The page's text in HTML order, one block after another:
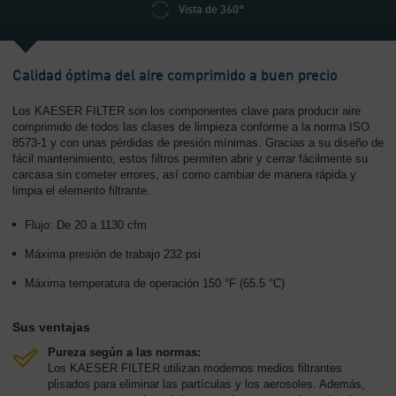
Vista de 360°
Calidad óptima del aire comprimido a buen precio
Los KAESER FILTER son los componentes clave para producir aire
comprimido de todos las clases de limpieza conforme a la norma ISO
8573-1 y con unas pérdidas de presión mínimas. Gracias a su diseño de
fácil mantenimiento, estos filtros permiten abrir y cerrar fácilmente su
carcasa sin cometer errores, así como cambiar de manera rápida y
limpia el elemento filtrante.
Flujo: De 20 a 1130 cfm
Máxima presión de trabajo 232 psi
Máxima temperatura de operación 150 °F (65.5 °C)
Sus ventajas
Pureza según a las normas:
Los KAESER FILTER utilizan modernos medios filtrantes
plisados para eliminar las partículas y los aerosoles. Además,